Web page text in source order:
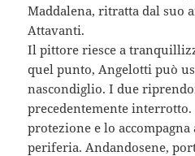
Maddalena, ritratta dal suo
Attavanti.
Il pittore riesce a
quel punto, Angelotti può
nascondiglio. I due
precedentemente
protezione e lo accompagna
periferia. Andandosene,